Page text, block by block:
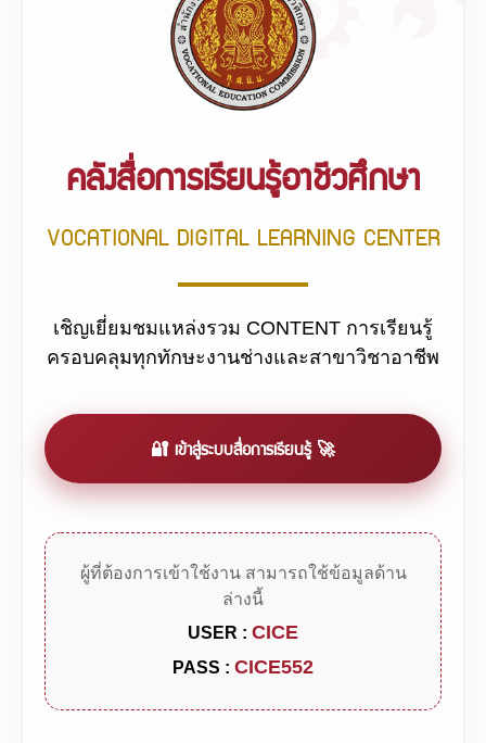
คลังสื่อการเรียนรู้อาชีวศึกษา
VOCATIONAL DIGITAL LEARNING CENTER
เชิญเยี่ยมชมแหล่งรวม CONTENT การเรียนรู้
ครอบคลุมทุกทักษะงานช่างและสาขาวิชาอาชีพ
🔐 เข้าสู่ระบบสื่อการเรียนรู้ 🚀
ผู้ที่ต้องการเข้าใช้งาน สามารถใช้ข้อมูลด้าน
ล่างนี้
USER : CICE
PASS : CICE552